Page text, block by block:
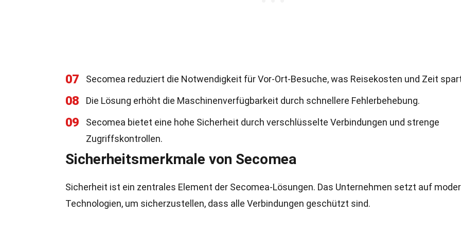
07 Secomea reduziert die Notwendigkeit für Vor-Ort-Besuche, was Reisekosten und Zeit
08 Die Lösung erhöht die Maschinenverfügbarkeit durch schnellere Fehlerbehebung.
09
Secomea bietet eine hohe Sicherheit durch verschlüsselte Verbindungen und strenge
Zugriffskontrollen.
Sicherheitsmerkmale von Secomea
Sicherheit ist ein zentrales Element der Secomea-Lösungen. Das Unternehmen setzt auf
Technologien, um sicherzustellen, dass alle Verbindungen geschützt sind.